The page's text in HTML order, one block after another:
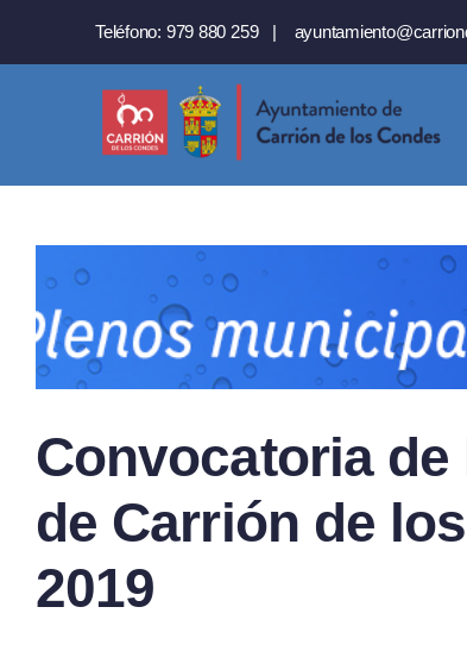
Teléfono: 979 880 259 |
Convocatoria
de Carrión de
2019